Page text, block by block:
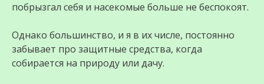
побрызгал себя и насекомые больше не беспокоят.
Однако большинство, и я в их числе, постоянно
забывает про защитные средства, когда
собирается на природу или дачу.